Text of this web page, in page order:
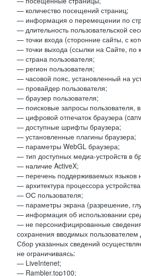
— количество посещений страниц;
— информация о перемещении по
— длительность пользовательской
— точки входа (сторонние сайты, с
— точки выхода (ссылки на Сайте, по
— страна пользователя;
— регион пользователя;
— часовой пояс, установленный на
— провайдер пользователя;
— браузер пользователя;
— поисковые запросы пользователя,
— цифровой отпечаток браузера
— доступные шрифты браузера;
— установленные плагины браузера;
— параметры WebGL браузера;
— тип доступных медиа-устройств в
— наличие ActiveX;
— перечень поддерживаемых языков
— архитектура процессора
— ОС пользователя;
— параметры экрана (разрешение,
— информация об использовании
— не персонифицированные
сохранения вводимых пользователем
Сбор указанных сведений
не ограничиваясь:
— LiveIntenet;
— Rambler.top100;